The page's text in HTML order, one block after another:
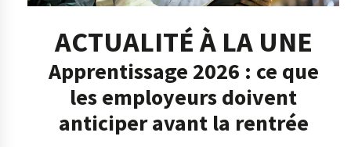
ACTUALITÉ À LA UNE
Apprentissage 2026 : ce que
les employeurs doivent
anticiper avant la rentrée